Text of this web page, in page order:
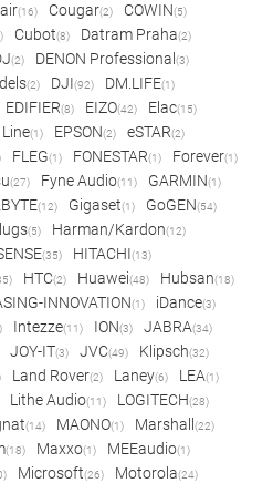
(16) Cougar(2) COWIN(5)
Cubot(8) Datram Praha(2)
(2) DENON Professional (3)
(2) DJI(92) DM.LIFE(1)
EDIFIER(8) EIZO(42) Elac(15)
Line(1) EPSON(2) eSTAR(2)
FLEG(1) FONESTAR(1) Forever(1)
(27) Fyne Audio(11) GARMIN(1)
(12) Gigaset(1) GoGEN(54)
(5) Harman/Kardon(12)
(35) HITACHI(13)
HTC(2) Huawei(48) Hubsan(18)
INNOVATION(1) iDance(3)
Intezze(11) ION(3) JABRA(34)
JOY-IT(3) JVC(49) Klipsch(32)
Land Rover(2) Laney(6) LEA(1)
Lithe Audio(11) LOGITECH(28)
(14) MAONO(1) Marshall (22)
(18) Maxxo(1) MEEaudio(1)
Microsoft(26) Motorola(24)